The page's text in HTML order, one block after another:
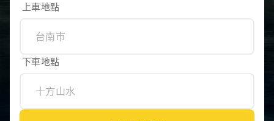
上車地點
下車地點